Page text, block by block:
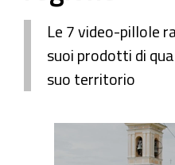
Le 7 video-pillole
suoi prodotti di
suo territorio